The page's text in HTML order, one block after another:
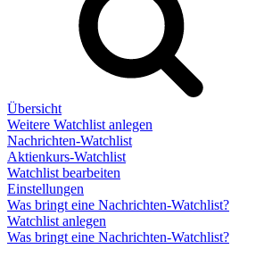
Übersicht
Weitere Watchlist anlegen
Nachrichten-Watchlist
Aktienkurs-Watchlist
Watchlist bearbeiten
Einstellungen
Was bringt eine Nachrichten-Watchlist?
Watchlist anlegen
Was bringt eine Nachrichten-Watchlist?